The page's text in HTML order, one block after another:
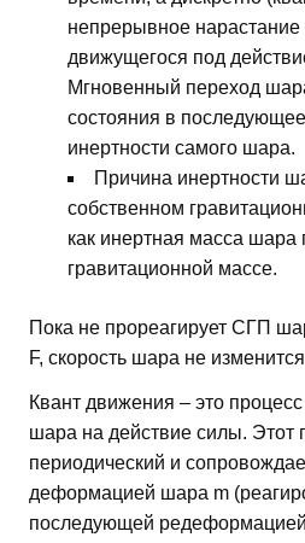
непрерывное нарастание
движущегося под
Мгновенный переход
состояния в
инертности самого шара.
Причина инертности
собственном
как инертная масса шара
гравитационной массе.
Пока не прореагирует СГП
F, скорость шара не
Квант движения – это
шара на действие силы. Этот
периодический и
деформацией шара m
последующей